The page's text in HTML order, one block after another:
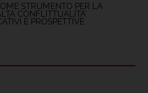
STRUMENTO PER LA
CONFLITTUALITA'
E PROSPETTIVE